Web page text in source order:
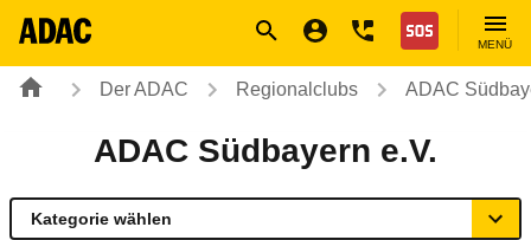
Nothilfe
MENÜ
Der ADAC Regionalclubs ADAC
ADAC Südbayern e.V.
Kategorie wählen